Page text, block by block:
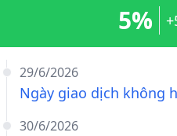
29/6/2026
Ngày giao dịch không
30/6/2026
5%